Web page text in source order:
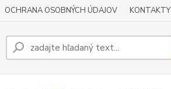
OCHRANA OSOBNÝCH ÚDAJOV KONTAKTY